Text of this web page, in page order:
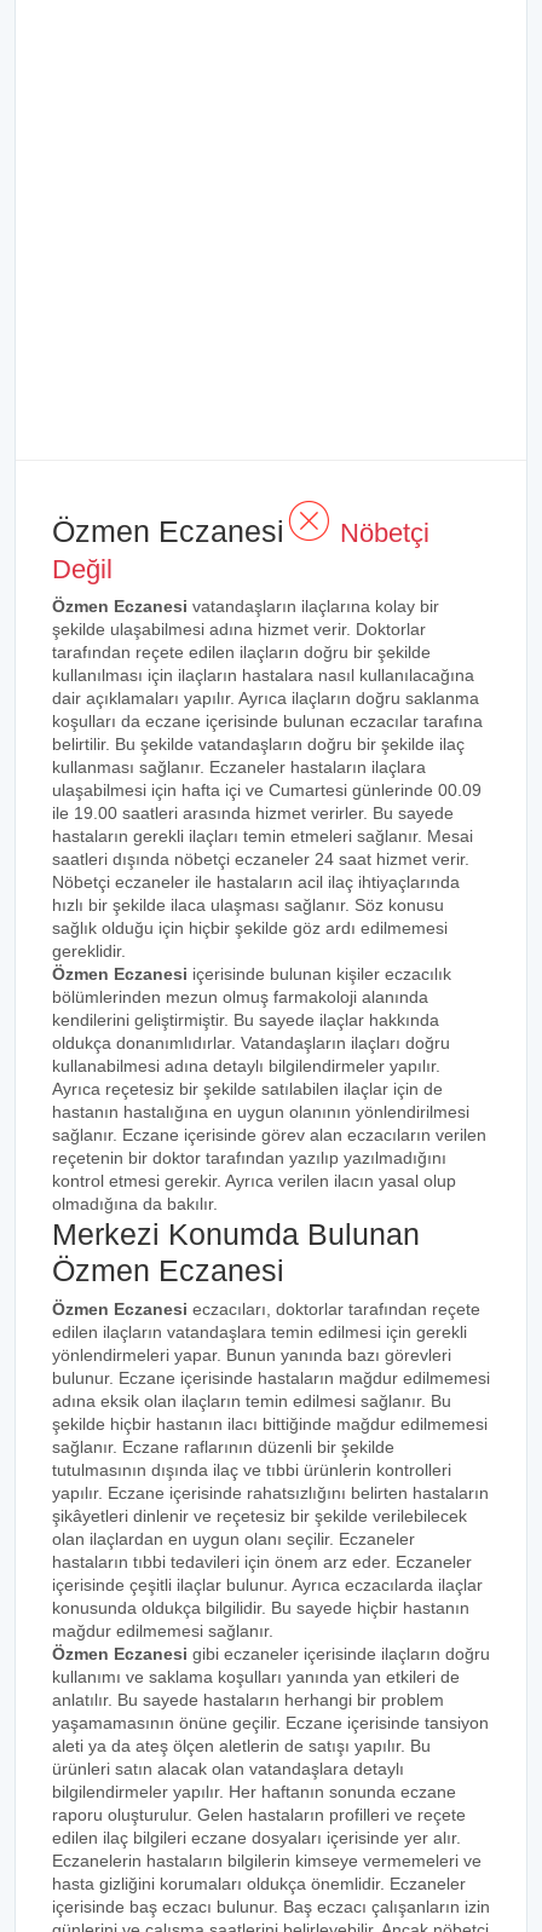
Özmen Eczanesi
Nöbetçi
Değil
Özmen Eczanesi vatandaşların ilaçlarına kolay bir
şekilde ulaşabilmesi adına hizmet verir. Doktorlar
tarafından reçete edilen ilaçların doğru bir şekilde
kullanılması için ilaçların hastalara nasıl kullanılacağına
dair açıklamaları yapılır. Ayrıca ilaçların doğru saklanma
koşulları da eczane içerisinde bulunan eczacılar tarafına
belirtilir. Bu şekilde vatandaşların doğru bir şekilde ilaç
kullanması sağlanır. Eczaneler hastaların ilaçlara
ulaşabilmesi için hafta içi ve Cumartesi günlerinde 00.09
ile 19.00 saatleri arasında hizmet verirler. Bu sayede
hastaların gerekli ilaçları temin etmeleri sağlanır. Mesai
saatleri dışında nöbetçi eczaneler 24 saat hizmet verir.
Nöbetçi eczaneler ile hastaların acil ilaç ihtiyaçlarında
hızlı bir şekilde ilaca ulaşması sağlanır. Söz konusu
sağlık olduğu için hiçbir şekilde göz ardı edilmemesi
gereklidir.
Özmen Eczanesi içerisinde bulunan kişiler eczacılık
bölümlerinden mezun olmuş farmakoloji alanında
kendilerini geliştirmiştir. Bu sayede ilaçlar hakkında
oldukça donanımlıdırlar. Vatandaşların ilaçları doğru
kullanabilmesi adına detaylı bilgilendirmeler yapılır.
Ayrıca reçetesiz bir şekilde satılabilen ilaçlar için de
hastanın hastalığına en uygun olanının yönlendirilmesi
sağlanır. Eczane içerisinde görev alan eczacıların verilen
reçetenin bir doktor tarafından yazılıp yazılmadığını
kontrol etmesi gerekir. Ayrıca verilen ilacın yasal olup
olmadığına da bakılır.
Merkezi Konumda Bulunan
Özmen Eczanesi
Özmen Eczanesi eczacıları, doktorlar tarafından reçete
edilen ilaçların vatandaşlara temin edilmesi için gerekli
yönlendirmeleri yapar. Bunun yanında bazı görevleri
bulunur. Eczane içerisinde hastaların mağdur edilmemesi
adına eksik olan ilaçların temin edilmesi sağlanır. Bu
şekilde hiçbir hastanın ilacı bittiğinde mağdur edilmemesi
sağlanır. Eczane raflarının düzenli bir şekilde
tutulmasının dışında ilaç ve tıbbi ürünlerin kontrolleri
yapılır. Eczane içerisinde rahatsızlığını belirten hastaların
şikâyetleri dinlenir ve reçetesiz bir şekilde verilebilecek
olan ilaçlardan en uygun olanı seçilir. Eczaneler
hastaların tıbbi tedavileri için önem arz eder. Eczaneler
içerisinde çeşitli ilaçlar bulunur. Ayrıca eczacılarda ilaçlar
konusunda oldukça bilgilidir. Bu sayede hiçbir hastanın
mağdur edilmemesi sağlanır.
Özmen Eczanesi gibi eczaneler içerisinde ilaçların doğru
kullanımı ve saklama koşulları yanında yan etkileri de
anlatılır. Bu sayede hastaların herhangi bir problem
yaşamamasının önüne geçilir. Eczane içerisinde tansiyon
aleti ya da ateş ölçen aletlerin de satışı yapılır. Bu
ürünleri satın alacak olan vatandaşlara detaylı
bilgilendirmeler yapılır. Her haftanın sonunda eczane
raporu oluşturulur. Gelen hastaların profilleri ve reçete
edilen ilaç bilgileri eczane dosyaları içerisinde yer alır.
Eczanelerin hastaların bilgilerin kimseye vermemeleri ve
hasta gizliğini korumaları oldukça önemlidir. Eczaneler
içerisinde baş eczacı bulunur. Baş eczacı çalışanların izin